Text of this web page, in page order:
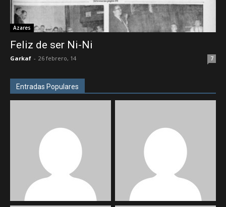
Azares
Feliz de ser Ni-Ni
Garkaf - 26 febrero, 14 7
Entradas Populares